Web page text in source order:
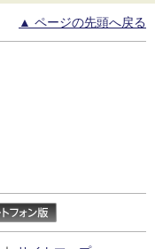
▲ ページの先頭へ戻る